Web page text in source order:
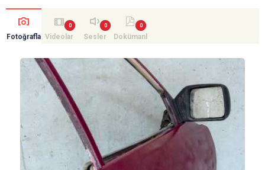
Fotoğrafla Videolar Sesler
Dokümanl